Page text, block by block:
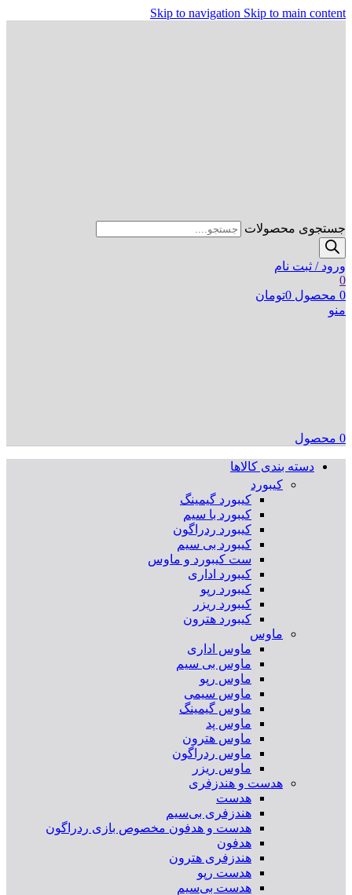
Skip to navigation Skip to main content
جستجوی محصولات
ورود / ثبت نام
0
0 محصول 0تومان
منو
0 محصول
دسته بندی کالاها
کیبورد
کیبورد گیمینگ
کیبورد با سیم
کیبورد ردراگون
کیبورد بی سیم
ست کیبورد و ماوس
کیبورد اداری
کیبورد رپو
کیبورد ریزر
کیبورد هترون
ماوس
ماوس اداری
ماوس بی سیم
ماوس رپو
ماوس سیمی
ماوس گیمینگ
ماوس پد
ماوس هترون
ماوس ردراگون
ماوس ریزر
هدست و هندزفری
هدست
هندزفری بی‌سیم
هدست و هدفون مخصوص بازی ردراگون
هدفون
هندزفری هترون
هدست رپو
هدست بی‌سیم